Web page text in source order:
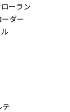
ーラン
ダー
テ